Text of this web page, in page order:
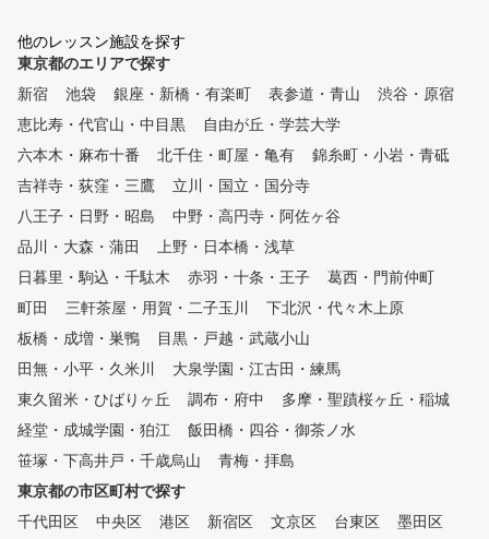
ルフ認定コーチによる個
スン ★インドアゴルフス
他のレッスン施設を探す
東京都のエリアで探す
新宿
池袋 銀座・新橋・有楽町 表参道・青山
渋谷・原宿
恵比寿・代官山・中目黒
自由が丘・学芸大学
六本木・麻布十番
北千住・町屋・亀有
錦糸町・小岩・青砥
吉祥寺・荻窪・三鷹
立川・国立・国分寺
八王子・日野・昭島
中野・高円寺・阿佐ヶ谷
品川・大森・蒲田
上野・日本橋・浅草
日暮里・駒込・千駄木
赤羽・十条・王子
葛西・門前仲町
町田
三軒茶屋・用賀・二子玉川
下北沢・代々木上原
板橋・成増・巣鴨
目黒・戸越・武蔵小山
田無・小平・久米川
大泉学園・江古田・練馬
東久留米・ひばりヶ丘
調布・府中
多摩・聖蹟桜ヶ丘・稲城
経堂・成城学園・狛江
飯田橋・四谷・御茶ノ水
笹塚・下高井戸・千歳烏山
青梅・拝島
東京都の市区町村で探す
千代田区
中央区 港区 新宿区 文京区 台東区
墨田区